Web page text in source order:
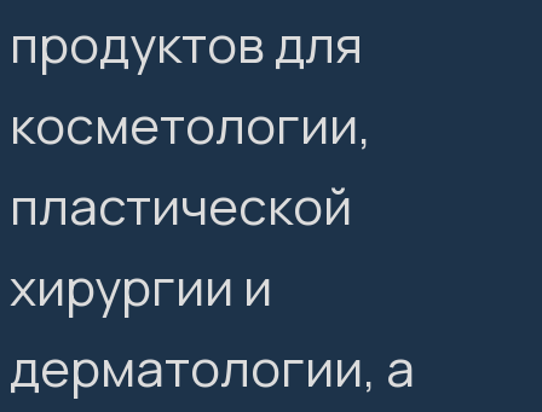
продуктов для
косметологии,
пластической
хирургии и
дерматологии, а